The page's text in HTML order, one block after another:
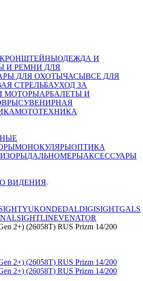
КРОНШТЕЙНЫОДЕЖДА И
И РЕМНИ ДЛЯ
ДЛЯ ОХОТЫЧАСЫВСЕ ДЛЯ
СТРЕЛЬБАУХОД ЗА
МОТОРЫАРБАЛЕТЫ И
СУВЕНИРНАЯ
МОТОТЕХНИКА
МОНОКУЛЯРЫОПТИКА
ДАЛЬНОМЕРЫАКСЕССУАРЫ
ВИДЕНИЯ
YUKONDEDALDIGISIGHTGALS
SIGHTLINEVENATOR
2+) (26058T) RUS Prizm 14/200